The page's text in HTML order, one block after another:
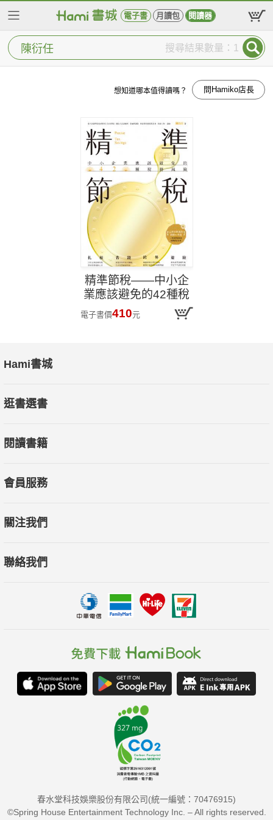
電子書 月讀包 閱讀器
搜尋結果數量：1
想知道哪本值得讀嗎？ 問Hamiko店長
精準節稅——中小企
業應該避免的42種稅
務風險
電子書價410元
Hami書城
逛書選書
閱讀書籍
會員服務
關注我們
聯絡我們
春水堂科技娛樂股份有限公司(統一編號：70476915)
©Spring House Entertainment Technology Inc. – All rights reserved.